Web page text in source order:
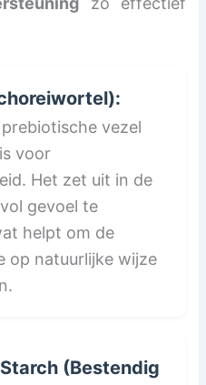
vezel
voor
Het zet uit in de
gevoel te
helpt om de
op natuurlijke wijze
(Bestendig